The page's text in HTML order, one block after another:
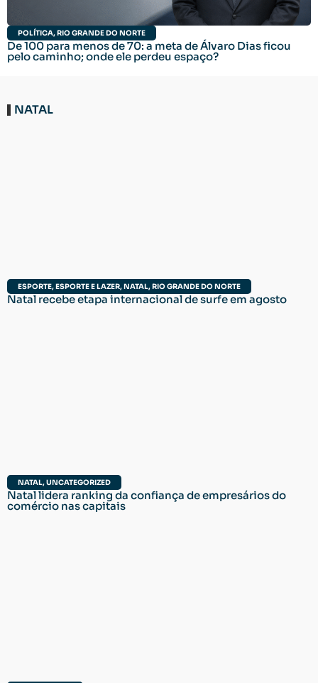
POLÍTICA,RIO GRANDE DO NORTE
De 100 para menos de 70: a meta de Álvaro Dias ficou
pelo caminho; onde ele perdeu espaço?
NATAL
ESPORTE,ESPORTE E LAZER,NATAL,RIO GRANDE DO NORTE
Natal recebe etapa internacional de surfe em agosto
NATAL,UNCATEGORIZED
Natal lidera ranking da confiança de empresários do
comércio nas capitais